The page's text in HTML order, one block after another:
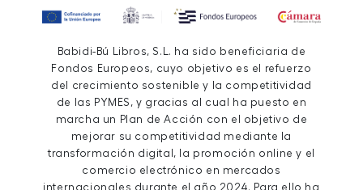
Babidi-Bú Libros, S.L. ha sido beneficiaria de
Fondos Europeos, cuyo objetivo es el refuerzo
del crecimiento sostenible y la competitividad
de las PYMES, y gracias al cual ha puesto en
marcha un Plan de Acción con el objetivo de
mejorar su competitividad mediante la
transformación digital, la promoción online y el
comercio electrónico en mercados
internacionales durante el año 2024. Para ello ha